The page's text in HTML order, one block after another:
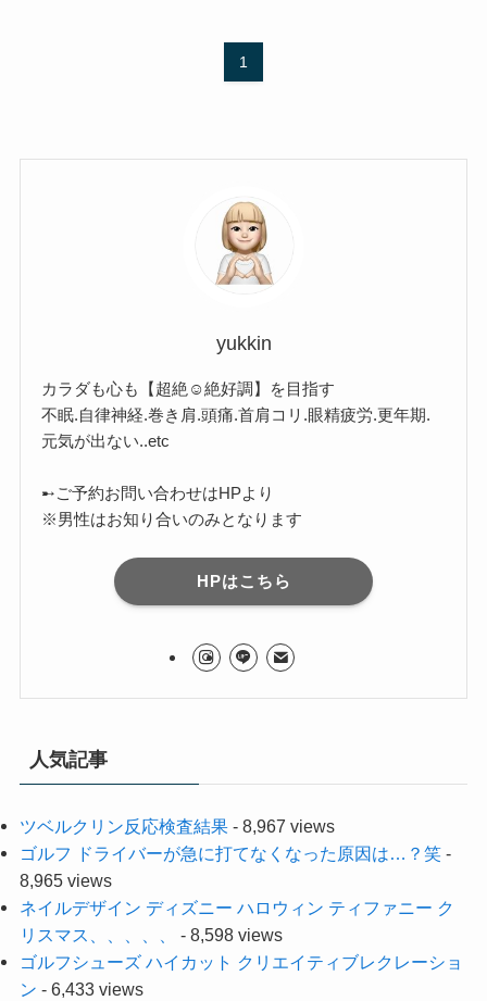
1
yukkin
カラダも心も【超絶☺︎絶好調】を目指す
不眠.自律神経.巻き肩.頭痛.首肩コリ.眼精疲労.更年期.
元気が出ない..etc
➸ご予約お問い合わせはHPより
※男性はお知り合いのみとなります
HPはこちら
人気記事
ツベルクリン反応検査結果- 8,967 views
ゴルフ ドライバーが急に打てなくなった原因は…？笑-
8,965 views
ネイルデザイン ディズニー ハロウィン ティファニー ク
リスマス、、、、、
- 8,598 views
ゴルフシューズ ハイカット クリエイティブレクレーショ
ン - 6,433 views